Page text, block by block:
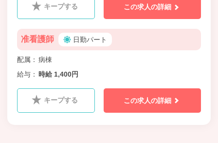
キープする この求人の詳細
准看護師 日勤パート
配属
病棟
給与
時給 1,400円
キープする この求人の詳細